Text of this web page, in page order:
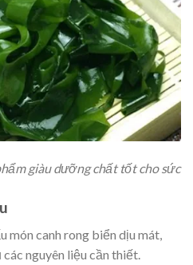
giàu dưỡng chất tốt cho sức
món canh rong biển dịu mát,
nguyên liệu cần thiết.